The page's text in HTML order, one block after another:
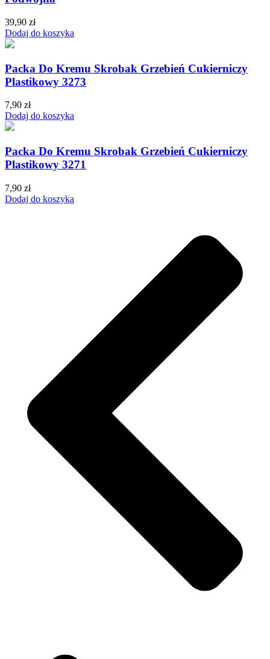
39,90 zł
Dodaj do koszyka
Packa Do Kremu Skrobak Grzebień Cukierniczy
Plastikowy 3273
7,90 zł
Dodaj do koszyka
Packa Do Kremu Skrobak Grzebień Cukierniczy
Plastikowy 3271
7,90 zł
Dodaj do koszyka